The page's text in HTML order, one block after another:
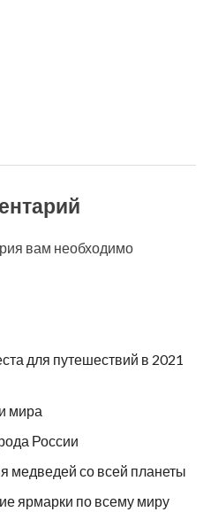
вам необходимо
для путешествий в 2021
мира
России
медведей со всей планеты
ярмарки по всему миру